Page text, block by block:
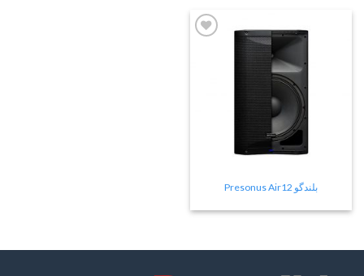
بلندگو Presonus Air12